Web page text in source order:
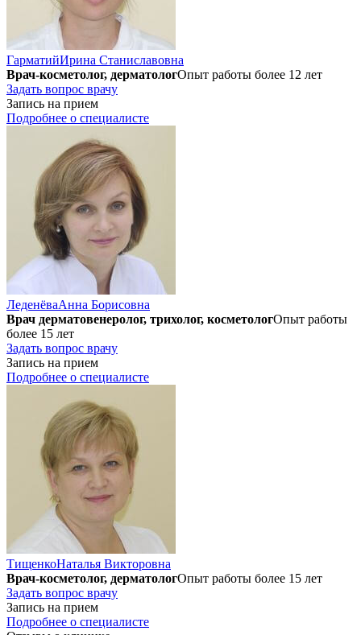
ГарматийИрина Станиславовна
Врач-косметолог, дерматологОпыт работы более 12 лет
Задать вопрос врачу
Запись на прием
Подробнее о специалисте
ЛеденёваАнна Борисовна
Врач дерматовенеролог, трихолог, косметологОпыт работы
более 15 лет
Задать вопрос врачу
Запись на прием
Подробнее о специалисте
ТищенкоНаталья Викторовна
Врач-косметолог, дерматологОпыт работы более 15 лет
Задать вопрос врачу
Запись на прием
Подробнее о специалисте